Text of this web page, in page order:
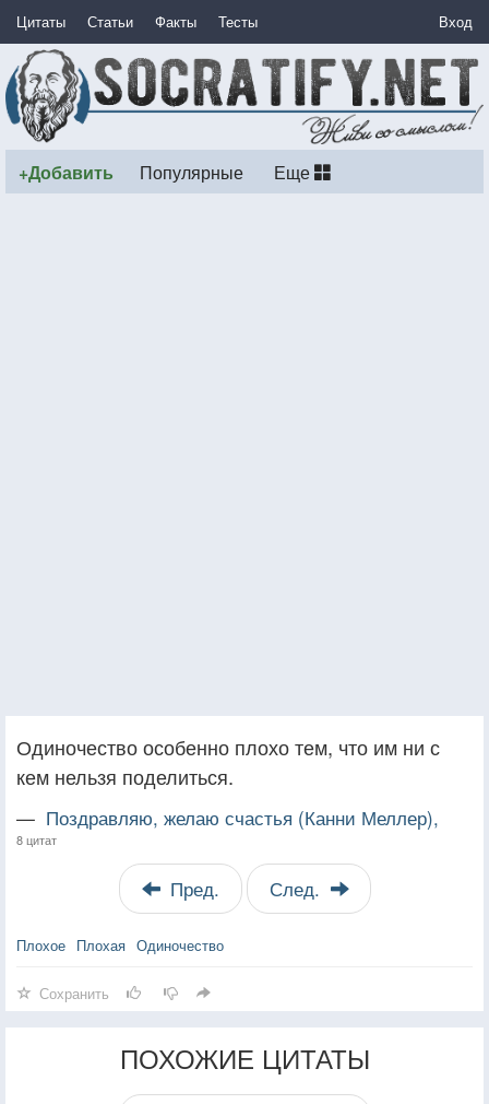
Цитаты Статьи Факты Тесты Вход
+Добавить Популярные Еще
Одиночество особенно плохо тем, что им ни с
кем нельзя поделиться.
— Поздравляю, желаю счастья (Канни Меллер),
8 цитат
Пред. След.
Плохое Плохая Одиночество
Сохранить
ПОХОЖИЕ ЦИТАТЫ